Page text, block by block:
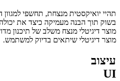
תהיי יואיקסטית מנצחת, תחשפי למגוון
בשוק תוך הבנה מעמיקה כיצד את
מוצר דיגיטלי מנצח משלב של תיכנון
מוצר דיגיטלי שיתאים בדיוק למשתמש.
עיצוב
UI